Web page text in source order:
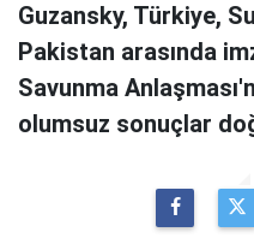
Guzansky, Türkiye,
Pakistan arasında
Savunma
olumsuz sonuçlar